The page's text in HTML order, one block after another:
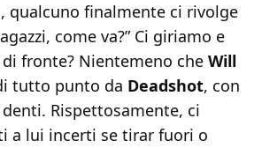
qualcuno finalmente ci rivolge
come va?” Ci giriamo e
fronte? Nientemeno che Will
tutto punto da Deadshot, con
Rispettosamente, ci
a lui incerti se tirar fuori o